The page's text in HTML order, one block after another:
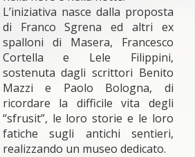
L’iniziativa nasce dalla proposta
di Franco Sgrena ed altri ex
spalloni di Masera, Francesco
Cortella e Lele Filippini,
sostenuta dagli scrittori Benito
Mazzi e Paolo Bologna, di
ricordare la difficile vita degli
“sfrusit”, le loro storie e le loro
fatiche sugli antichi sentieri,
realizzando un museo dedicato.